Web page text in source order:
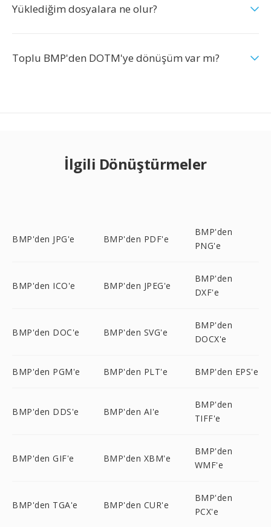
Yüklediğim dosyalara ne olur?
Toplu BMP'den DOTM'ye dönüşüm var mı?
İlgili Dönüştürmeler
BMP'den JPG'e BMP'den PDF'e
BMP'den
PNG'e
BMP'den ICO'e BMP'den JPEG'e
BMP'den
DXF'e
BMP'den DOC'e BMP'den SVG'e
BMP'den
DOCX'e
BMP'den PGM'e BMP'den PLT'e BMP'den EPS'e
BMP'den DDS'e BMP'den AI'e
BMP'den
TIFF'e
BMP'den GIF'e BMP'den XBM'e
BMP'den
WMF'e
BMP'den TGA'e BMP'den CUR'e
BMP'den
PCX'e